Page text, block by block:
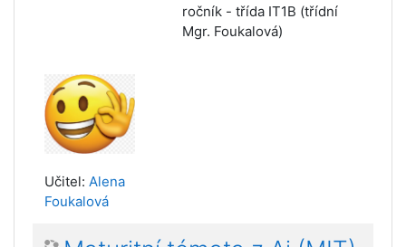
ročník - třída IT1B (třídní
Mgr. Foukalová)
Učitel: Alena
Foukalová